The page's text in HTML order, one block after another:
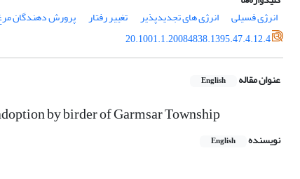
انرژی فسیلی
انرژی های تجدیدپذیر تغییر رفتار
پرورش دهندگان
20.1001.1.20084838.1395.47.4.12.4
عنوان مقاله English
by birder of Garmsar Township
نویسنده English